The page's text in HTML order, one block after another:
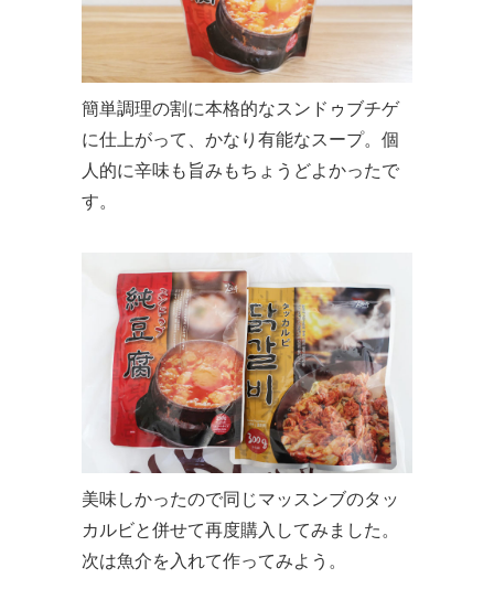
簡単調理の割に本格的なスンドゥブチゲ
に仕上がって、かなり有能なスープ。個
人的に辛味も旨みもちょうどよかったで
す。
美味しかったので同じマッスンブのタッ
カルビと併せて再度購入してみました。
次は魚介を入れて作ってみよう。